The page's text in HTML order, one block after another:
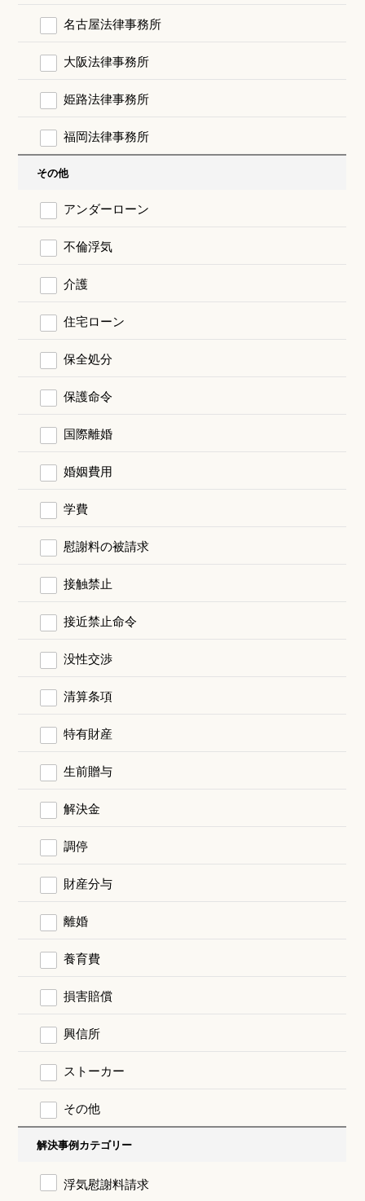
名古屋法律事務所
大阪法律事務所
姫路法律事務所
福岡法律事務所
その他
アンダーローン
不倫浮気
介護
住宅ローン
保全処分
保護命令
国際離婚
婚姻費用
学費
慰謝料の被請求
接触禁止
接近禁止命令
没性交渉
清算条項
特有財産
生前贈与
解決金
調停
財産分与
離婚
養育費
損害賠償
興信所
ストーカー
その他
解決事例カテゴリー
浮気慰謝料請求